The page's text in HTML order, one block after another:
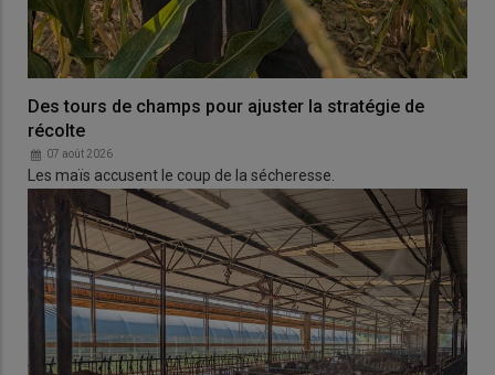
Des tours de champs pour ajuster la stratégie de
récolte
07 août 2026
Les maïs accusent le coup de la sécheresse.